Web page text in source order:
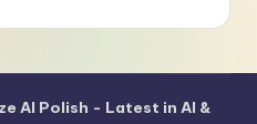
AI Polish - Latest in AI &